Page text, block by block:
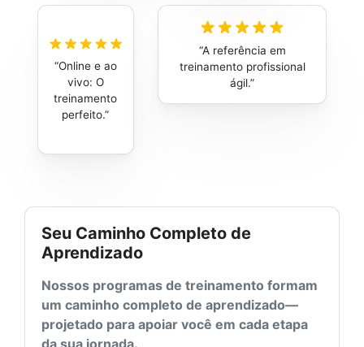
Online e ao
vivo: O
treinamento
perfeito.
A referência em
treinamento profissional
ágil.
Seu Caminho Completo de
Aprendizado
Nossos programas de treinamento formam
um caminho completo de aprendizado—
projetado para apoiar você em cada etapa
da sua jornada.